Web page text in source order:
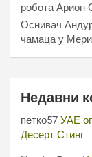
робота
Оснивач
чамаца у
Недавни
петко57 УАЕ
Десерт Стинг